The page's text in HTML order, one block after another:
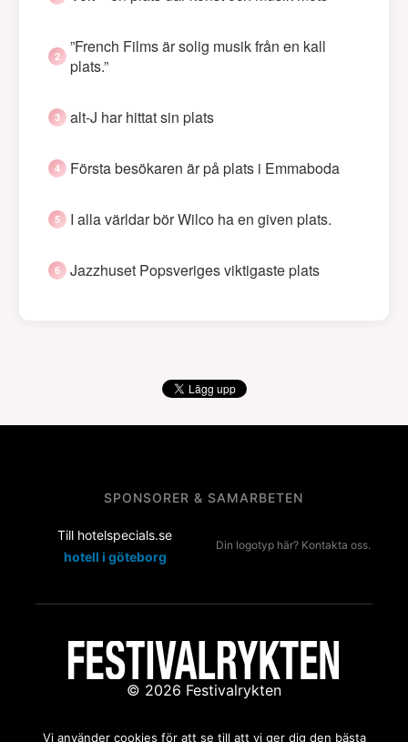
”French Films är solig musik från en kall
plats.”
alt-J har hittat sin plats
Första besökaren är på plats i Emmaboda
I alla världar bör Wilco ha en given plats.
Jazzhuset Popsveriges viktigaste plats
SPONSORER & SAMARBETEN
Till hotelspecials.se
hotell i göteborg
Din logotyp här? Kontakta oss.
© 2026 Festivalrykten
Kontakta oss:redaktion@festivalrykten.se
Vi använder cookies för att se till att vi ger dig den bästa